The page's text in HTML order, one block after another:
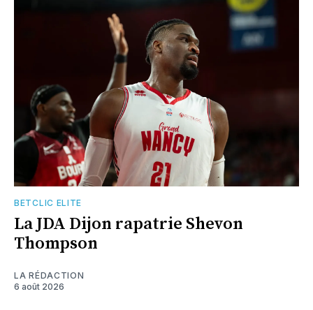
BETCLIC ELITE
La JDA Dijon rapatrie Shevon
Thompson
LA RÉDACTION
6 août 2026